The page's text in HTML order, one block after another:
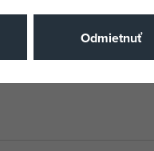
Katalógové číslo
EANOdmietnuť